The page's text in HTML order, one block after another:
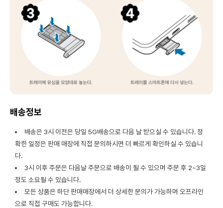
배송정보
배송은 3시 이전은 당일 5G배송으로 다음 날 받으실 수 있습니다. 정
확한 일정은 판매 매장에 직접 문의하시면 더 빠르게 확인하실 수 있습니
다.
3시 이후 주문은 다음날 주문으로 배송이 될 수 있으며 주문 후 2~3일
정도 소요될 수 있습니다.
모든 상품은 하단 판매매장에서 더 상세한 문의가 가능하며 오프라인
으로 직접 구매도 가능합니다.